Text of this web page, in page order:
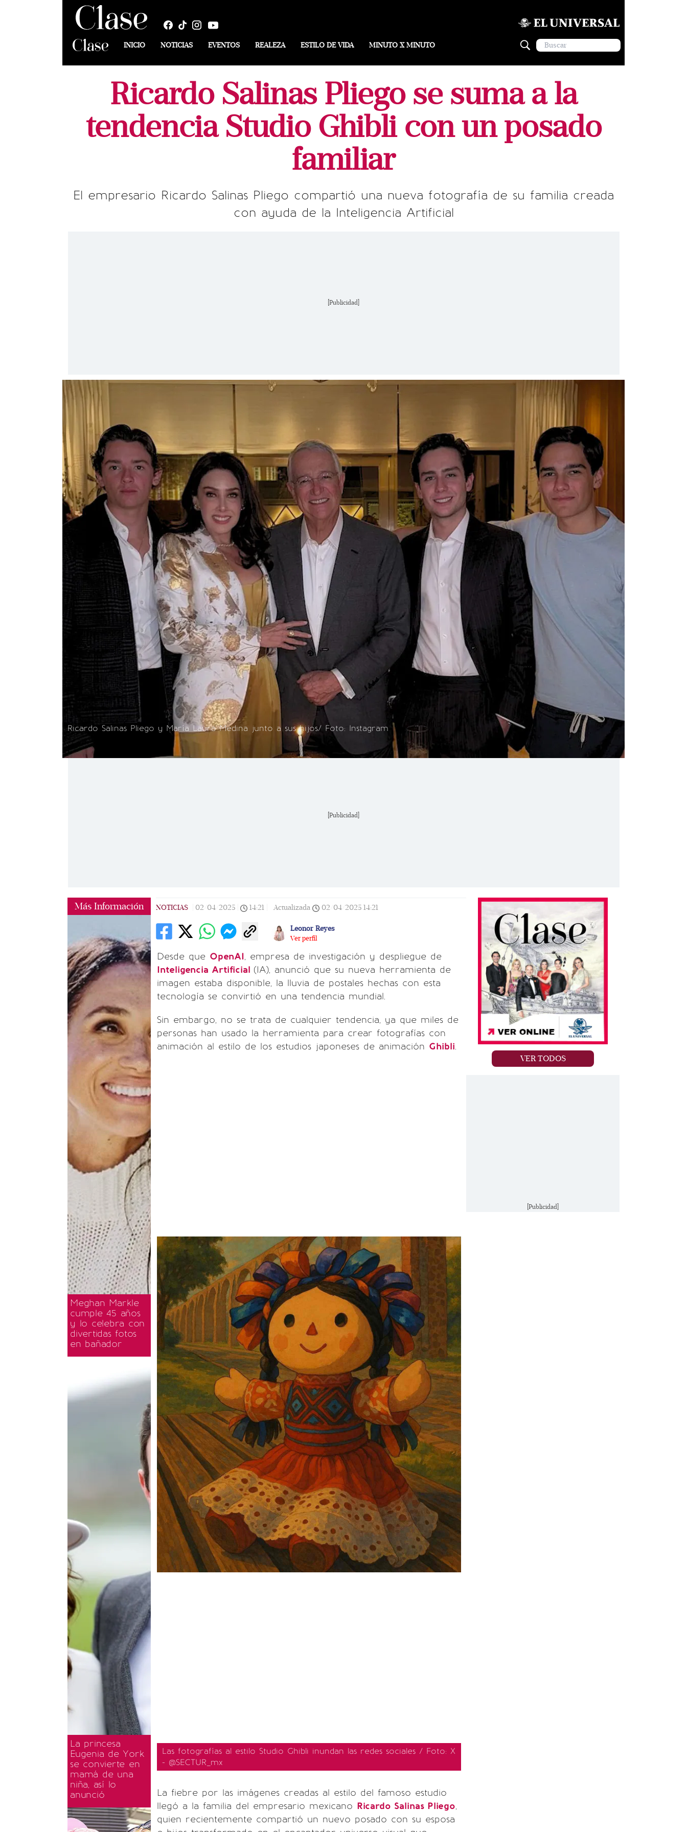
INICIO NOTICIAS EVENTOS REALEZA ESTILO DE VIDA MINUTO X MINUTO
Ricardo Salinas Pliego se suma a la
tendencia Studio Ghibli con un posado
familiar
El empresario Ricardo Salinas Pliego compartió una nueva fotografía de su familia creada
con ayuda de la Inteligencia Artificial
[Publicidad]
Ricardo Salinas Pliego y María Laura Medina junto a sus hijos/ Foto: Instagram
[Publicidad]
Más Información
Meghan Markle
cumple 45 años
y lo celebra con
divertidas fotos
en bañador
La princesa
Eugenia de York
se convierte en
mamá de una
niña, así lo
anunció
NOTICIAS 02/04/2025 14:21 Actualizada 02/04/2025 14:21
Leonor Reyes
Ver perfil
Desde que OpenAI, empresa de investigación y despliegue de
Inteligencia Artificial (IA), anunció que su nueva herramienta de
imagen estaba disponible, la lluvia de postales hechas con esta
tecnología se convirtió en una tendencia mundial.
Sin embargo, no se trata de cualquier tendencia, ya que miles de
personas han usado la herramienta para crear fotografías con
animación al estilo de los estudios japoneses de animación Ghibli.
Las fotografías al estilo Studio Ghibli inundan las redes sociales / Foto: X
- @SECTUR_mx
La fiebre por las imágenes creadas al estilo del famoso estudio
llegó a la familia del empresario mexicano Ricardo Salinas Pliego,
quien recientemente compartió un nuevo posado con su esposa
VER TODOS
[Publicidad]